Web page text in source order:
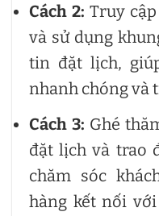
Cách 2:Truy
và sử dụng
tin đặt lịch,
nhanh chóng và
Cách 3: Ghé
đặt lịch và trao
chăm sóc
hàng kết nối